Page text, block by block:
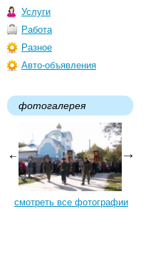
Услуги
Работа
Разное
Авто-объявления
фотогалерея
смотреть все фотографии